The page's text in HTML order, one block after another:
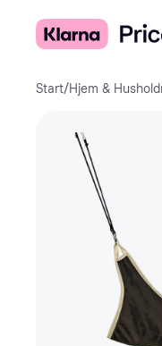
Start/Hjem &